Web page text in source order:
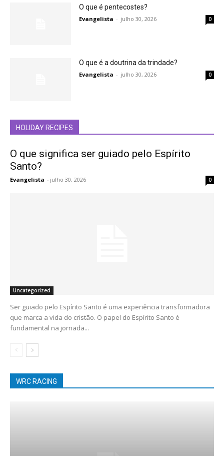
O que é pentecostes?
Evangelista - julho 30, 2026 0
O que é a doutrina da trindade?
Evangelista - julho 30, 2026 0
HOLIDAY RECIPES
O que significa ser guiado pelo Espírito
Santo?
Evangelista - julho 30, 2026 0
Uncategorized
Ser guiado pelo Espírito Santo é uma experiência transformadora
que marca a vida do cristão. O papel do Espírito Santo é
fundamental na jornada...
WRC RACING